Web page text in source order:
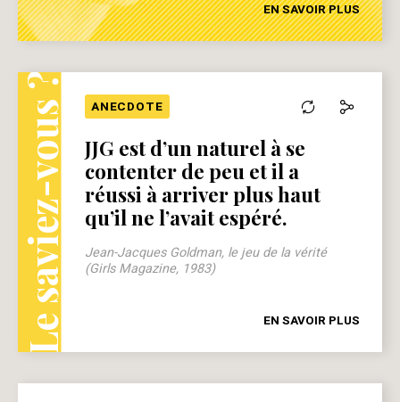
EN SAVOIR PLUS
Le saviez-vous ? ANECDOTE
JJG est d’un naturel à se
contenter de peu et il a
réussi à arriver plus haut
qu’il ne l’avait espéré.
Jean-Jacques Goldman, le jeu de la vérité
(Girls Magazine, 1983)
EN SAVOIR PLUS